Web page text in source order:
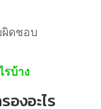
ดชอบ
บ้าง
งอะไร